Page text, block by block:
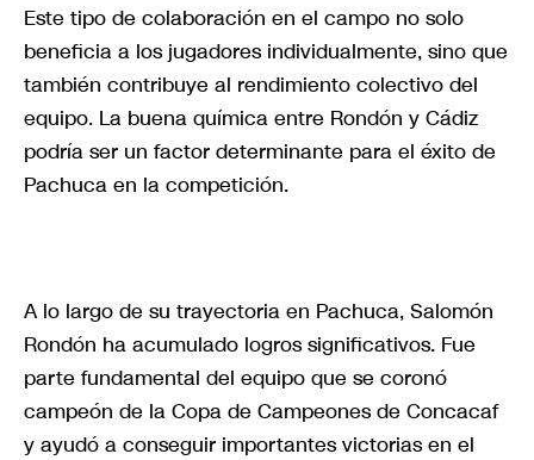
Este tipo de colaboración en el campo no solo
beneficia a los jugadores individualmente, sino que
también contribuye al rendimiento colectivo del
equipo. La buena química entre Rondón y Cádiz
podría ser un factor determinante para el éxito de
Pachuca en la competición.
A lo largo de su trayectoria en Pachuca, Salomón
Rondón ha acumulado logros significativos. Fue
parte fundamental del equipo que se coronó
campeón de la Copa de Campeones de Concacaf
y ayudó a conseguir importantes victorias en el